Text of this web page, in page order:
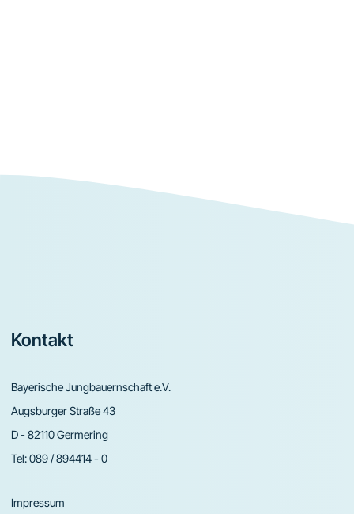
Footer
Kontakt
Bayerische Jungbauernschaft e.V.
Augsburger Straße 43
D - 82110 Germering
Tel:089 / 894414 - 0
Impressum